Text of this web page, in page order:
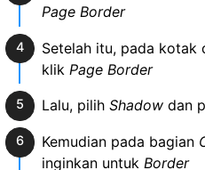
Page Border
Setelah itu, pada kotak
klik Page Border
Lalu, pilih Shadowdan
Kemudian pada bagian
inginkan untuk Border